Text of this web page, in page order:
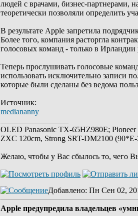
людей с врачами, бизнес-партнерами,
теоретически позволяли определить
В результате Apple запретила
Более того, компания расторгла
голосовых команд - только в Ирландии
Теперь прослушивать голосовые
использовать исключительно записи
которые были сделаны без ведома
Источник:
mediananny
OLED Panasonic TX-65HZ980E;
ZXC 120cm, Strong SRT-DM2100
Желаю, чтобы у Вас сбылось то, чего
Добавлено: Пн Сен 02,
Apple предупредила владельцев